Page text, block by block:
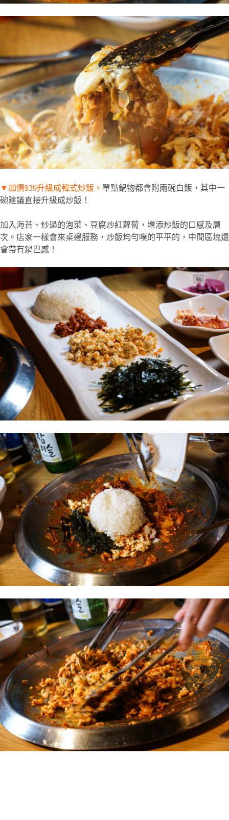
▼加價$39升級成韓式炒飯。 單點鍋物都會附兩碗白飯，其中一
碗建議直接升級成炒飯！
加入海苔、炒過的泡菜、豆腐炒紅蘿蔔，增添炒飯的口感及層
次。店家一樣會來桌邊服務，炒飯均勻噗的平平的，中間區塊還
會帶有鍋巴感！